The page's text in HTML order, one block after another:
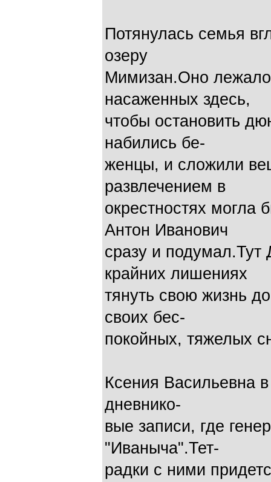
Потянулась семья
озеру
Мимизан.Оно
насаженных здесь,
чтобы остановить
набились бе-
женцы, и сложили
развлечением в
окрестностях могла
Антон Иванович
сразу и
крайних лишениях
тянуть свою жизнь
своих бес-
покойных, тяжелых
Ксения Васильевна
дневнико-
вые записи, где
"Иваныча".Тет-
радки с ними